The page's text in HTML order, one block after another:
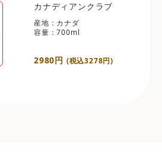
カナディアンクラブ
産地：カナダ
容量：700ml
2980円 (税込3278円)